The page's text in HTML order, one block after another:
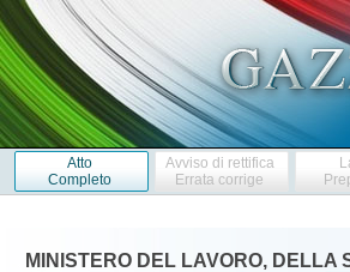
Atto
Completo
Avviso di rettifica
Errata corrige
MINISTERO DEL LAVORO,